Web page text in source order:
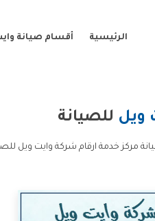
الرئيسية أقسام صيانة
ويل للصيانة
مركز خدمة ارقام شركة وايت ويل